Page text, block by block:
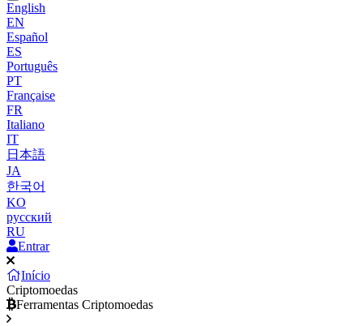
English
EN
Español
ES
Português
PT
Française
FR
Italiano
IT
日本語
JA
한국어
KO
русский
RU
Entrar
Início
Criptomoedas
Ferramentas Criptomoedas